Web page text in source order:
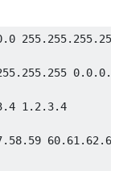
255.255.255.255
0.0.0.0
1.2.3.4
60.61.62.63